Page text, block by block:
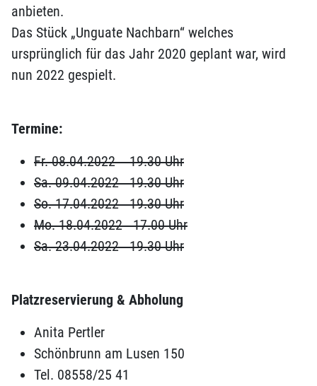
anbieten.
Das Stück „Unguate Nachbarn“ welches
ursprünglich für das Jahr 2020 geplant war, wird
nun 2022 gespielt.
Termine:
Fr. 08.04.2022 19.30 Uhr
Sa. 09.04.2022 19.30 Uhr
So. 17.04.2022 19.30 Uhr
Mo. 18.04.2022 17.00 Uhr
Sa. 23.04.2022 19.30 Uhr
Platzreservierung & Abholung
Anita Pertler
Schönbrunn am Lusen 150
Tel. 08558/25 41